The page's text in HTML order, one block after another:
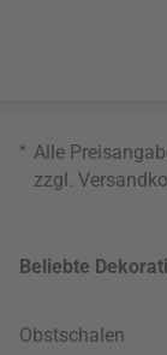
* Alle
zzgl.
Beliebte
Obstschalen